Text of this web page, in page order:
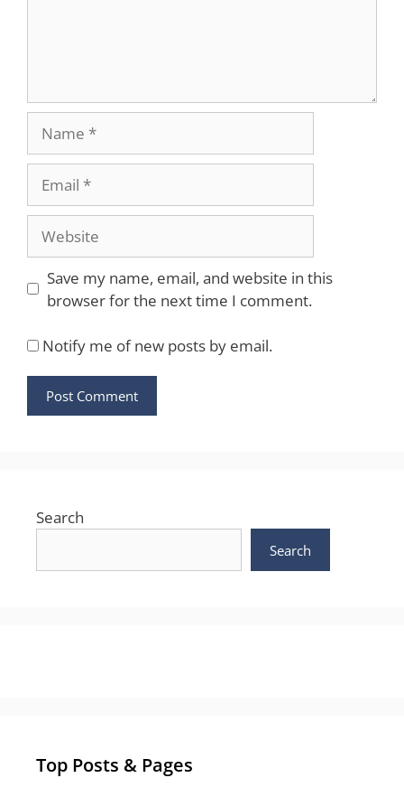
Website
Save my name, email, and website in this
browser for the next time I comment.
Notify me of new posts by email.
Search
Search
Top Posts & Pages